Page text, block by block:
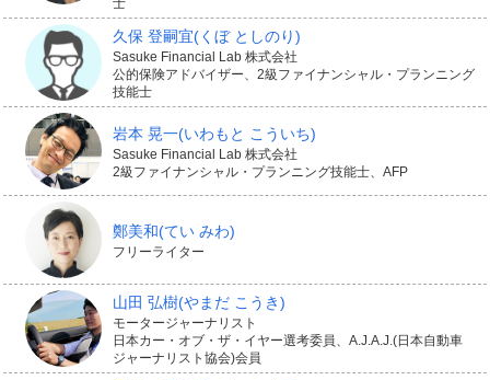
住宅ローンの残債と同額に設定されています。
返済が進めば保険金額も減り、返済が完了すると団信の
保障も終了します。ですから、一般的な生命保険のよう
にご自身で保険金額や保険期間を決める必要はありませ
ん。住宅ローンの借入額や返済期間を決める際に、将来
のライフプランを考慮したいですね。
がん、心疾患など病気時のローン返
済にも備えられる
士
久保 登嗣宜(くぼ としのり)
Sasuke Financial Lab 株式会社
公的保険アドバイザー、2級ファイナンシャル・プランニング
技能士
岩本 晃一(いわもと こういち)
Sasuke Financial Lab 株式会社
2級ファイナンシャル・プランニング技能士、AFP
鄭美和(てい みわ)
フリーライター
山田 弘樹(やまだ こうき)
モータージャーナリスト
日本カー・オブ・ザ・イヤー選考委員、A.J.A.J.(日本自動車
ジャーナリスト協会)会員